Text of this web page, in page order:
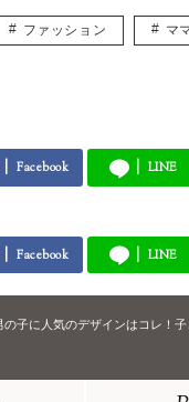
ファッション マ
Facebook LINE
Facebook LINE
の子に人気のデザインはコレ！